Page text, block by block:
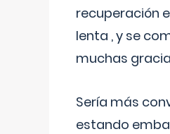
recuperación
lenta , y se
muchas
Sería más
estando